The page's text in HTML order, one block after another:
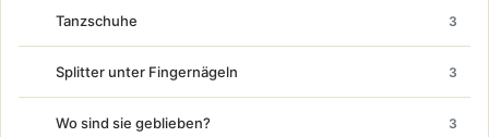
Tanzschuhe 3
Splitter unter Fingernägeln 3
Wo sind sie geblieben? 3